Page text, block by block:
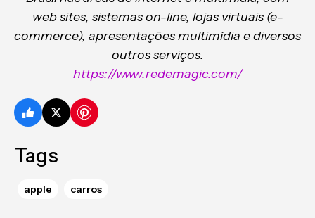
web sites, sistemas on-line, lojas virtuais (e-
commerce), apresentações multimídia e diversos
outros serviços.
https://www.redemagic.com/
Tags
apple carros